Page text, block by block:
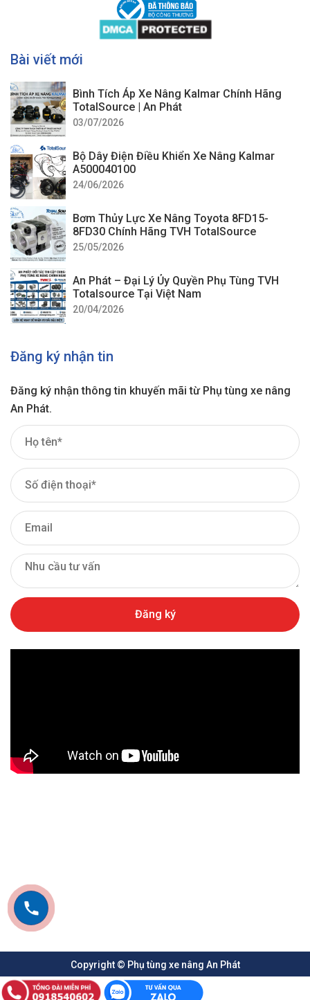
Bài viết mới
Bình Tích Áp Xe Nâng Kalmar Chính Hãng
TotalSource | An Phát
03/07/2026
Bộ Dây Điện Điều Khiển Xe Nâng Kalmar
A500040100
24/06/2026
Bơm Thủy Lực Xe Nâng Toyota 8FD15-
8FD30 Chính Hãng TVH TotalSource
25/05/2026
An Phát – Đại Lý Ủy Quyền Phụ Tùng TVH
Totalsource Tại Việt Nam
20/04/2026
Đăng ký nhận tin
Đăng ký nhận thông tin khuyến mãi từ Phụ tùng xe nâng
An Phát.
Copyright © Phụ tùng xe nâng An Phát